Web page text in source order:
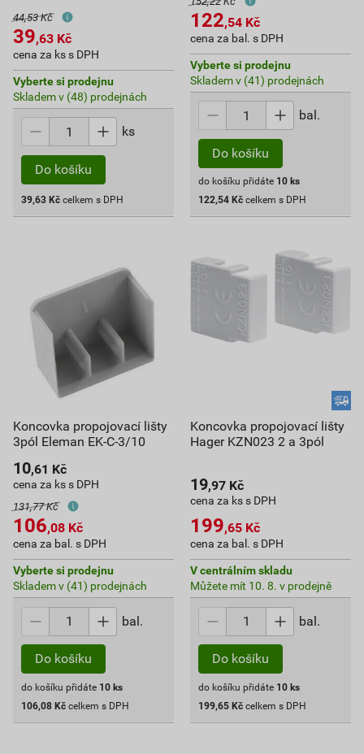
44,53 Kč
39,63 Kč
cena za ks s DPH
Vyberte si prodejnu
Skladem v (48) prodejnách
ks
Do košíku
39,63 Kč celkem s DPH
122,54 Kč
cena za bal. s DPH
Vyberte si prodejnu
Skladem v (41) prodejnách
bal.
Do košíku
do košíku přidáte 10 ks
122,54 Kč celkem s DPH
Koncovka propojovací lišty
3pól Eleman EK-C-3/10
10,61 Kč
cena za ks s DPH
131,77 Kč
106,08 Kč
cena za bal. s DPH
Vyberte si prodejnu
Skladem v (41) prodejnách
bal.
Do košíku
do košíku přidáte 10 ks
106,08 Kč celkem s DPH
Koncovka propojovací lišty
Hager KZN023 2 a 3pól
19,97 Kč
cena za ks s DPH
199,65 Kč
cena za bal. s DPH
V centrálním skladu
Můžete mít 10. 8. v prodejně
bal.
Do košíku
do košíku přidáte 10 ks
199,65 Kč celkem s DPH